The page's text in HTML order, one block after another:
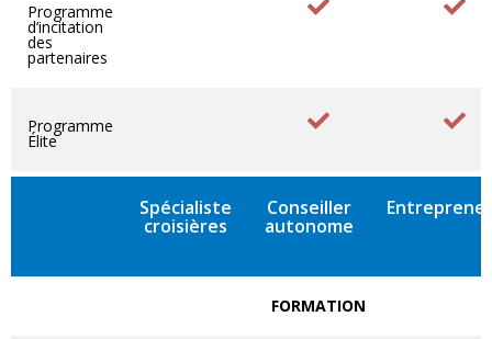
Programme
d’incitation
des
partenaires
Programme
Élite
Spécialiste
croisières
Conseiller
autonome
FORMATION